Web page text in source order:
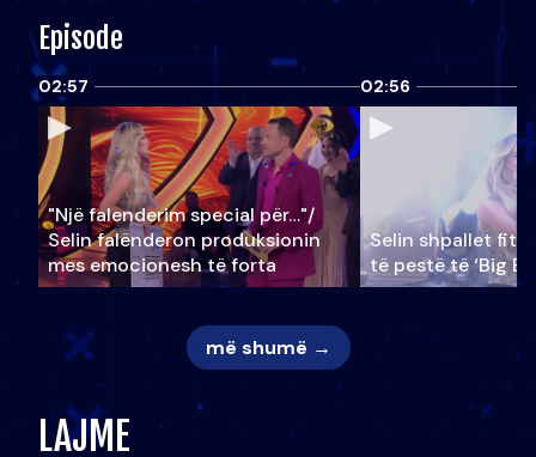
Episode
02:57
"Një falenderim special për…"/
Selin falënderon produksionin
mes emocionesh të forta
02:56
Selin shpallet
të pestë të ‘Big
më shumë →
LAJME